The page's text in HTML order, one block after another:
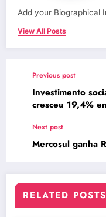
Add your Biographical
View All Posts
Previous post
Investimento
cresceu 19,4%
Next post
Mercosul ganha
RELATED POSTS